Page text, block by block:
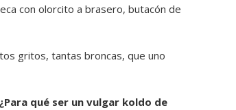
con olorcito a brasero, butacón de
gritos, tantas broncas, que uno
¿Para qué ser un vulgar koldo de